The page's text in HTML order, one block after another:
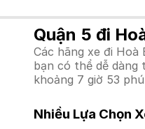
Quận 5 đi
Các hãng xe đi Hoà
bạn có thể dễ
khoảng 7 giờ 53
Nhiều Lựa Chọn